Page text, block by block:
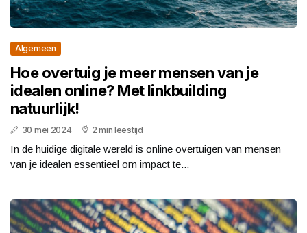
Algemeen
Hoe overtuig je meer mensen van je
idealen online? Met linkbuilding
natuurlijk!
30 mei 2024 2 min leestijd
In de huidige digitale wereld is online overtuigen van mensen
van je idealen essentieel om impact te...